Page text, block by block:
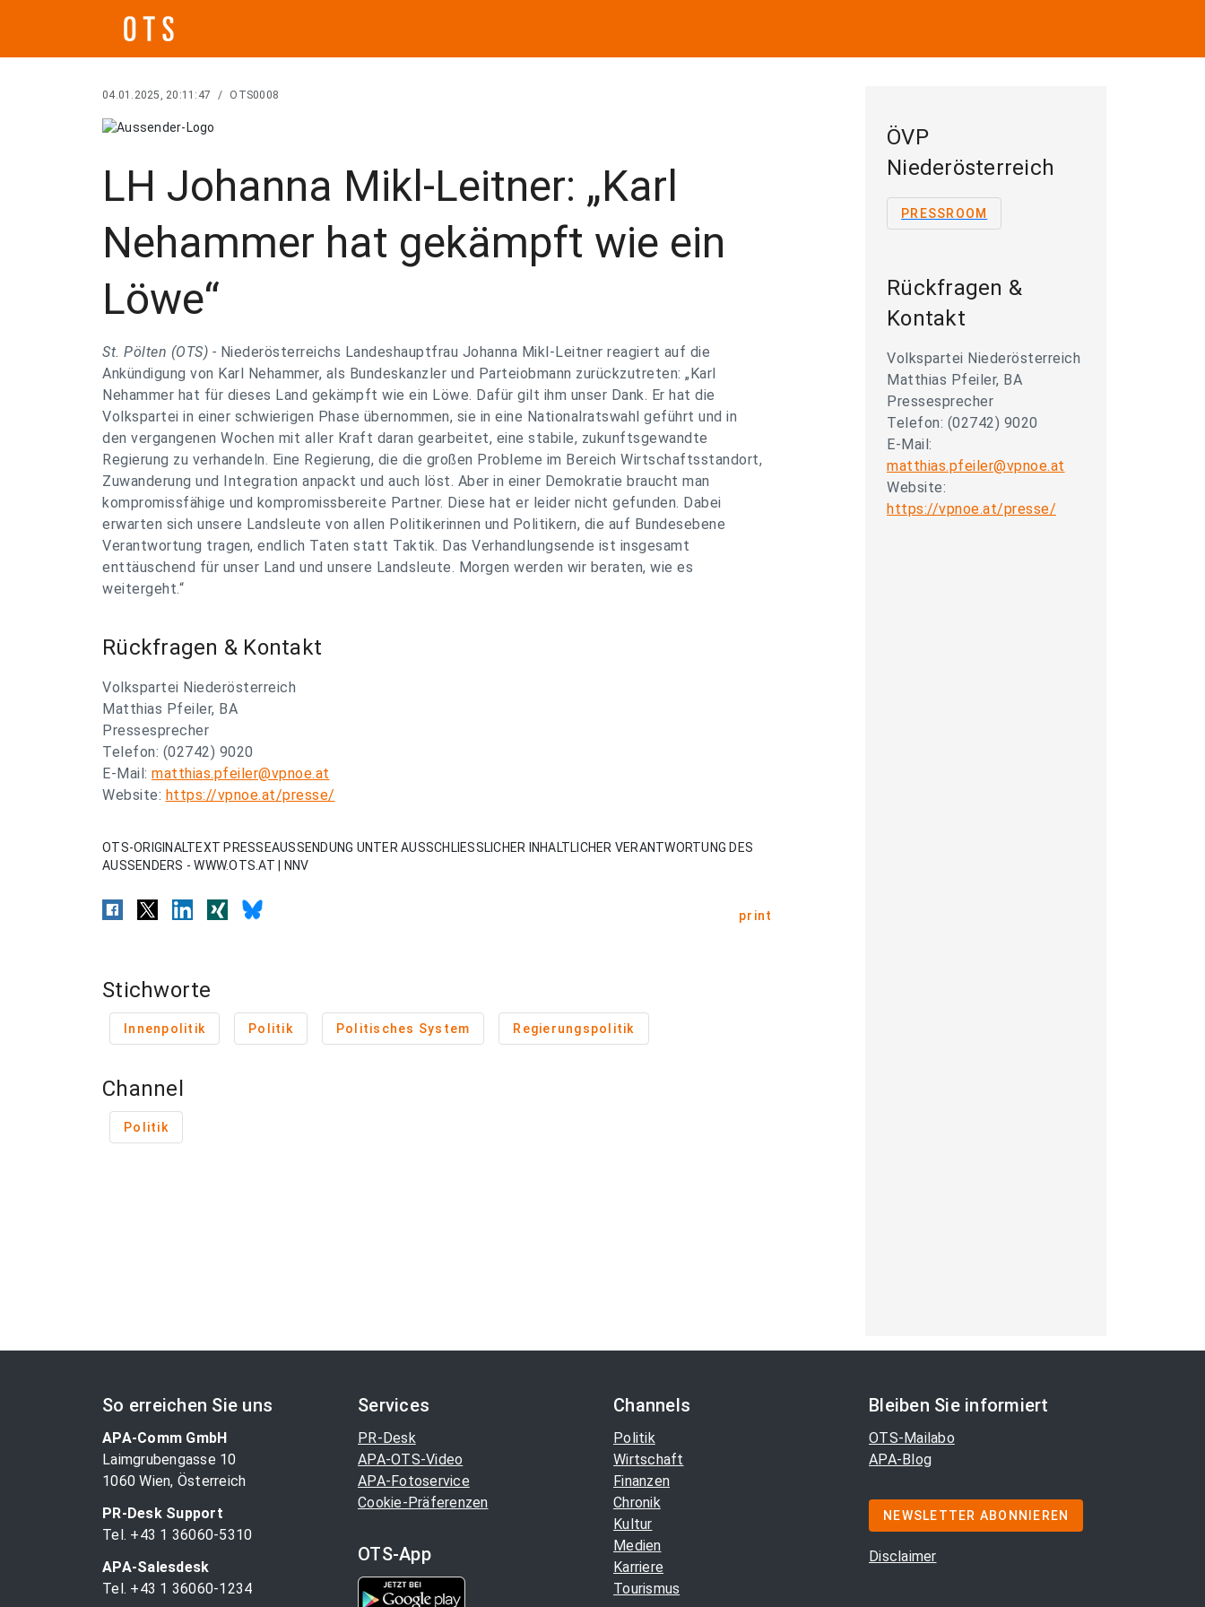
04.01.2025, 20:11:47 / OTS0008
LH Johanna Mikl-Leitner: „Karl
Nehammer hat gekämpft wie ein
Löwe“
St. Pölten (OTS) - Niederösterreichs Landeshauptfrau Johanna Mikl-Leitner reagiert auf die
Ankündigung von Karl Nehammer, als Bundeskanzler und Parteiobmann zurückzutreten: „Karl
Nehammer hat für dieses Land gekämpft wie ein Löwe. Dafür gilt ihm unser Dank. Er hat die
Volkspartei in einer schwierigen Phase übernommen, sie in eine Nationalratswahl geführt und in
den vergangenen Wochen mit aller Kraft daran gearbeitet, eine stabile, zukunftsgewandte
Regierung zu verhandeln. Eine Regierung, die die großen Probleme im Bereich Wirtschaftsstandort,
Zuwanderung und Integration anpackt und auch löst. Aber in einer Demokratie braucht man
kompromissfähige und kompromissbereite Partner. Diese hat er leider nicht gefunden. Dabei
erwarten sich unsere Landsleute von allen Politikerinnen und Politikern, die auf Bundesebene
Verantwortung tragen, endlich Taten statt Taktik. Das Verhandlungsende ist insgesamt
enttäuschend für unser Land und unsere Landsleute. Morgen werden wir beraten, wie es
weitergeht.“
Rückfragen & Kontakt
Volkspartei Niederösterreich
Matthias Pfeiler, BA
Pressesprecher
Telefon: (02742) 9020
E-Mail: matthias.pfeiler@vpnoe.at
Website: https://vpnoe.at/presse/
OTS-ORIGINALTEXT PRESSEAUSSENDUNG UNTER AUSSCHLIESSLICHER INHALTLICHER VERANTWORTUNG DES
AUSSENDERS - WWW.OTS.AT | NNV
print
Stichworte
Innenpolitik Politik Politisches System Regierungspolitik
Channel
Politik
ÖVP
Niederösterreich
PRESSROOM
Rückfragen &
Kontakt
Volkspartei Niederösterreich
Matthias Pfeiler, BA
Pressesprecher
Telefon: (02742) 9020
E-Mail:
matthias.pfeiler@vpnoe.at
Website:
https://vpnoe.at/presse/
So erreichen Sie uns
APA-Comm GmbH
Laimgrubengasse 10
1060 Wien, Österreich
PR-Desk Support
Tel. +43 1 36060-5310
APA-Salesdesk
Tel. +43 1 36060-1234
Services
PR-Desk
APA-OTS-Video
APA-Fotoservice
Cookie-Präferenzen
OTS-App
Channels
Politik
Wirtschaft
Finanzen
Chronik
Kultur
Medien
Karriere
Tourismus
Bleiben Sie informiert
OTS-Mailabo
APA-Blog
NEWSLETTER ABONNIEREN
Disclaimer